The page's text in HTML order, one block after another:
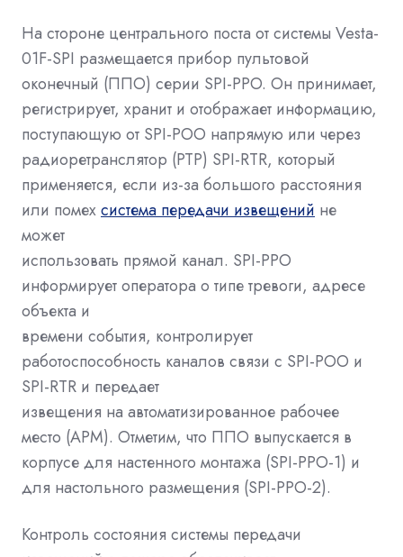
На стороне центрального поста от системы Vesta-
01F-SPI размещается прибор пультовой
оконечный (ППО) серии SPI-PPO. Он принимает,
регистрирует, хранит и отображает информацию,
поступающую от SPI-POO напрямую или через
радиоретранслятор (РТР) SPI-RTR, который
применяется, если из-за большого расстояния
или помехсистема передачи извещений не
может
использовать прямой канал. SPI-PPO
информирует оператора о типе тревоги, адресе
объекта и
времени события, контролирует
работоспособность каналов связи с SPI-POO и
SPI-RTR и передает
извещения на автоматизированное рабочее
место (АРМ). Отметим, что ППО выпускается в
корпусе для настенного монтажа (SPI-PPO-1) и
для настольного размещения (SPI-PPO-2).
Контроль состояния системы передачи